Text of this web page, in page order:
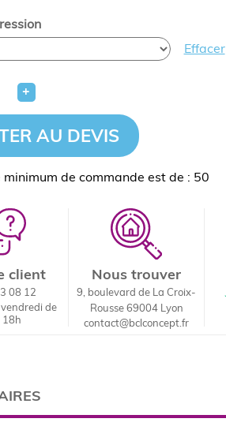
Effacer
+
AU DEVIS
de commande est de : 50
client
08 12
de
18h
Nous trouver
9, boulevard de La Croix-
Rousse 69004 Lyon
contact@bclconcept.fr